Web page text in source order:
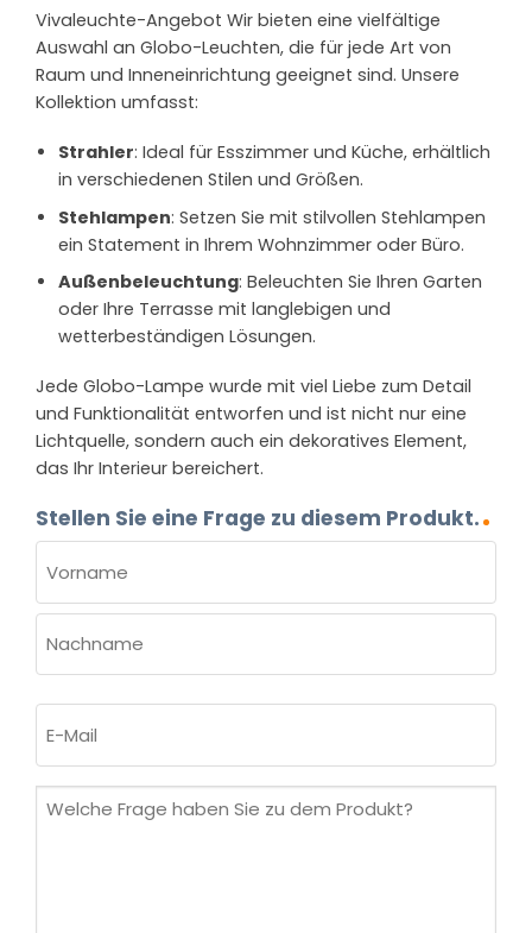
Vivaleuchte-Angebot Wir bieten eine vielfältige
Auswahl an Globo-Leuchten, die für jede Art von
Raum und Inneneinrichtung geeignet sind. Unsere
Kollektion umfasst:
Strahler: Ideal für Esszimmer und Küche, erhältlich
in verschiedenen Stilen und Größen.
Stehlampen: Setzen Sie mit stilvollen Stehlampen
ein Statement in Ihrem Wohnzimmer oder Büro.
Außenbeleuchtung: Beleuchten Sie Ihren Garten
oder Ihre Terrasse mit langlebigen und
wetterbeständigen Lösungen.
Jede Globo-Lampe wurde mit viel Liebe zum Detail
und Funktionalität entworfen und ist nicht nur eine
Lichtquelle, sondern auch ein dekoratives Element,
das Ihr Interieur bereichert.
Stellen Sie eine Frage zu diesem Produkt.
(ERFORDERLICH)
Vorname
Mail
Welche